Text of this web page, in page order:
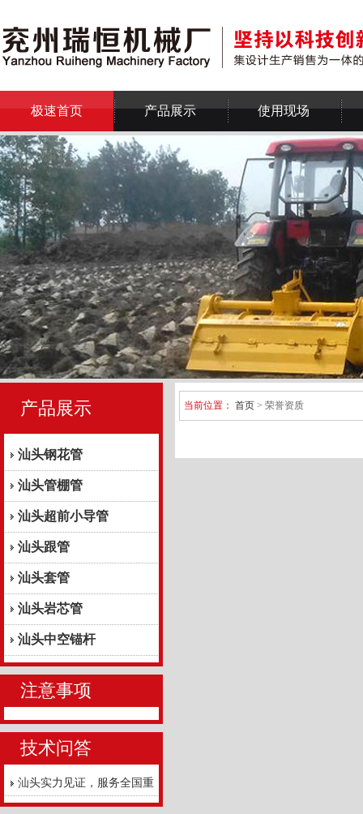
极速首页 产品展示 使用现场
产品展示
汕头钢花管
汕头管棚管
汕头超前小导管
汕头跟管
汕头套管
汕头岩芯管
汕头中空锚杆
注意事项
技术问答
汕头实力见证，服务全国重
点工程
当前位置： 首页 > 荣誉资质